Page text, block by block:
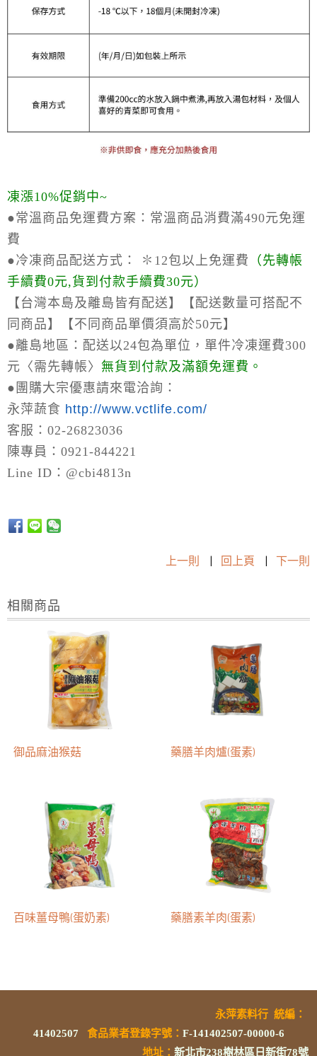
凍漲10%促銷中~
●常溫商品免運費方案： 常溫商品消費滿490元免運
費
●冷凍商品配送方式：
✽12包以上免運費 （先轉帳
手續費0元,貨到付款手續費30元）
【台灣本島及離島皆有配送】【配送數量可搭配不
同商品】【不同商品單價須高於50元】
●離島地區： 配送以24包為單位，單件冷凍運費300
元〈需先轉帳〉 無貨到付款及滿額免運費。
● 團購大宗優惠請來電洽詢：
永萍蔬食 http://www.vctlife.com/
客服：02-26823036
陳專員：0921-844221
Line ID：@cbi4813n
上一則 | 回上頁 | 下一則
相關商品
御品麻油猴菇 藥膳羊肉爐(蛋素)
百味薑母鴨(蛋奶素) 藥膳素羊肉(蛋素)
永萍素料行 統編 ：
41402507
食品業者登錄字號： F-141402507-00000-6
地址： 新北市238樹林區日新街78號